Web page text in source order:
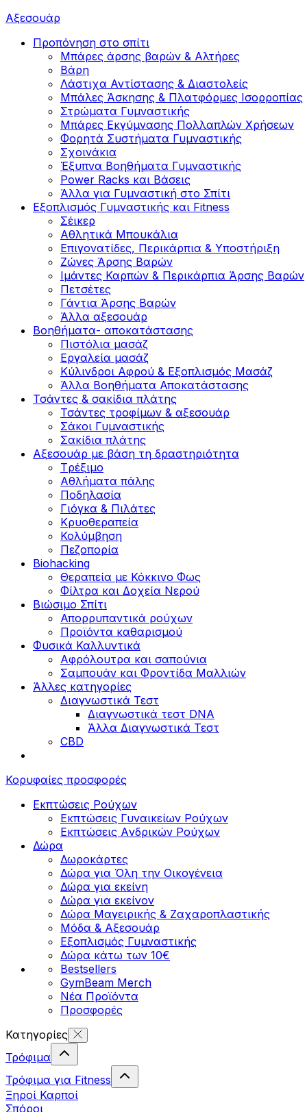
Αξεσουάρ
Προπόνηση στο σπίτι
Μπάρες άρσης βαρών & Αλτήρες
Βάρη
Λάστιχα Αντίστασης & Διαστολείς
Μπάλες Άσκησης & Πλατφόρμες Ισορροπίας
Στρώματα Γυμναστικής
Μπάρες Εκγύμνασης Πολλαπλών Χρήσεων
Φορητά Συστήματα Γυμναστικής
Σχοινάκια
Έξυπνα Βοηθήματα Γυμναστικής
Power Racks και Βάσεις
Άλλα για Γυμναστική στο Σπίτι
Εξοπλισμός Γυμναστικής και Fitness
Σέικερ
Αθλητικά Μπουκάλια
Επιγονατίδες, Περικάρπια & Υποστήριξη
Ζώνες Άρσης Βαρών
Ιμάντες Καρπών & Περικάρπια Άρσης Βαρών
Πετσέτες
Γάντια Άρσης Βαρών
Άλλα αξεσουάρ
Βοηθήματα- αποκατάστασης
Πιστόλια μασάζ
Εργαλεία μασάζ
Κύλινδροι Αφρού & Εξοπλισμός Μασάζ
Άλλα Βοηθήματα Αποκατάστασης
Τσάντες & σακίδια πλάτης
Τσάντες τροφίμων & αξεσουάρ
Σάκοι Γυμναστικής
Σακίδια πλάτης
Αξεσουάρ με βάση τη δραστηριότητα
Tρέξιμο
Αθλήματα πάλης
Ποδηλασία
Γιόγκα & Πιλάτες
Κρυοθεραπεία
Κολύμβηση
Πεζοπορία
Biohacking
Θεραπεία με Κόκκινο Φως
Φίλτρα και Δοχεία Νερού
Βιώσιμο Σπίτι
Απορρυπαντικά ρούχων
Προϊόντα καθαρισμού
Φυσικά Καλλυντικά
Αφρόλουτρα και σαπούνια
Σαμπουάν και Φροντίδα Μαλλιών
Άλλες κατηγορίες
Διαγνωστικά Τεστ
Διαγνωστικά τεστ DNA
Άλλα Διαγνωστικά Τεστ
CBD
Κορυφαίες προσφορές
Εκπτώσεις Ρούχων
Εκπτώσεις Γυναικείων Ρούχων
Εκπτώσεις Aνδρικών Ρούχων
Δώρα
Δωροκάρτες
Δώρα για Όλη την Οικογένεια
Δώρα για εκείνη
Δώρα για εκείνον
Δώρα Μαγειρικής & Ζαχαροπλαστικής
Μόδα & Αξεσουάρ
Εξοπλισμός Γυμναστικής
Δώρα κάτω των 10€
Bestsellers
GymBeam Merch
Νέα Προϊόντα
Προσφορές
Κατηγορίες
Τρόφιμα
Τρόφιμα για Fitness
Ξηροί Καρποί
Σπόροι